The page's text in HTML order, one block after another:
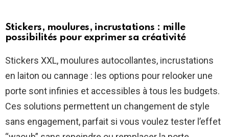
Stickers, moulures, incrustations : mille
possibilités pour exprimer sa créativité
Stickers XXL, moulures autocollantes, incrustations
en laiton ou cannage : les options pour relooker une
porte sont infinies et accessibles à tous les budgets.
Ces solutions permettent un changement de style
sans engagement, parfait si vous voulez tester l’effet